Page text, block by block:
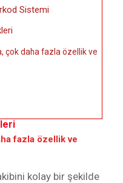
Sistemi
çok daha fazla özellik ve
fazla özellik ve
kolay bir şekilde